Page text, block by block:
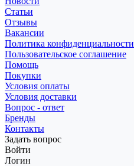
Статьи
Отзывы
Вакансии
Политика конфиденциальности
Пользовательское соглашение
Помощь
Покупки
Условия оплаты
Условия доставки
Вопрос - ответ
Бренды
Контакты
Задать вопрос
Войти
Логин